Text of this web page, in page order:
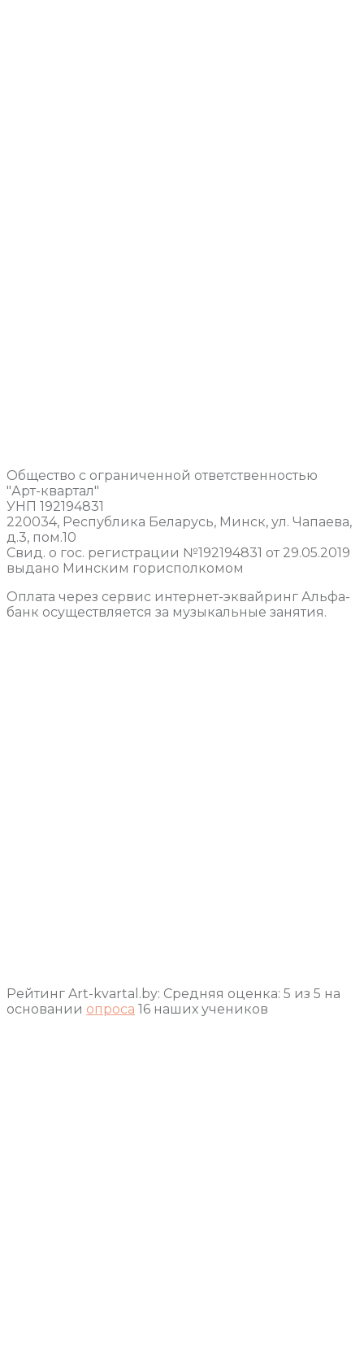
Общество с ограниченной ответственностью
"Арт-квартал"
УНП 192194831
220034, Республика Беларусь, Минск, ул. Чапаева,
д.3, пом.10
Свид. о гос. регистрации №192194831 от 29.05.2019
выдано Минским горисполкомом
Оплата через сервис интернет-эквайринг Альфа-
банк осуществляется за музыкальные занятия.
Рейтинг Art-kvartal.by: Средняя оценка: 5 из 5 на
основании опроса 16 наших учеников